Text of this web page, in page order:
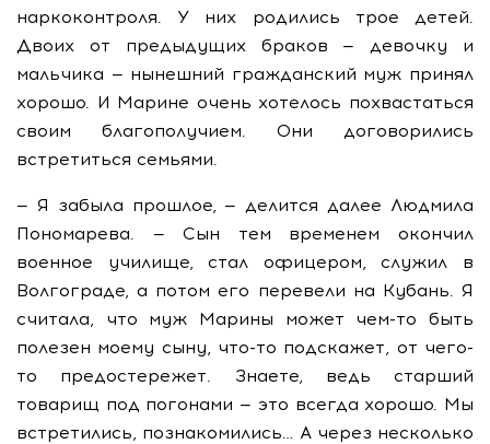
наркоконтроля. У них родились трое детей.
Двоих от предыдущих браков — девочку и
мальчика — нынешний гражданский муж принял
хорошо. И Марине очень хотелось похвастаться
своим благополучием. Они договорились
встретиться семьями.
— Я забыла прошлое, — делится далее Людмила
Пономарева. — Сын тем временем окончил
военное училище, стал офицером, служил в
Волгограде, а потом его перевели на Кубань. Я
считала, что муж Марины может чем-то быть
полезен моему сыну, что-то подскажет, от чего-
то предостережет. Знаете, ведь старший
товарищ под погонами — это всегда хорошо. Мы
встретились, познакомились… А через несколько